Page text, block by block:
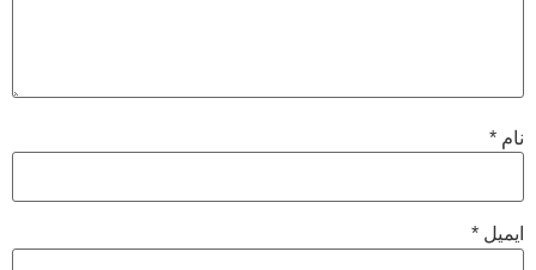
نام *
ایمیل *